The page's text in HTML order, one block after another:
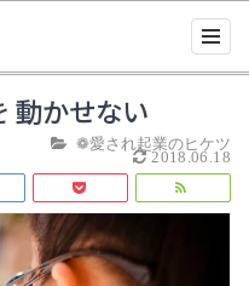
動かせない
❁愛され起業のヒケツ
2018.06.18